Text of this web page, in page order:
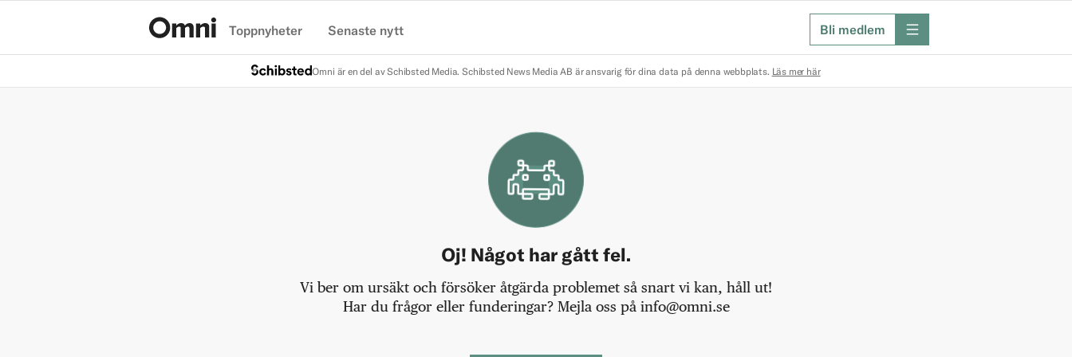
Toppnyheter Senaste nytt Bli medlem meny
Omni är en del av Schibsted Media. Schibsted News Media AB är ansvarig för dina data på denna webbplats. Läs mer här
Oj! Något har gått fel.
Vi ber om ursäkt och försöker åtgärda problemet så snart vi kan, håll ut!
Har du frågor eller funderingar? Mejla oss på info@omni.se